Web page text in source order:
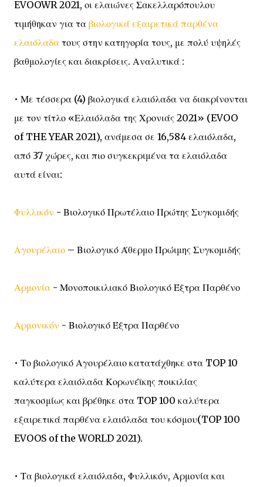
EVOOWR 2021, οι ελαιώνες Σακελλαρόπουλου
τιμήθηκαν για τα βιολογικά εξαιρετικά παρθένα
ελαιόλαδα τους στην κατηγορία τους, με πολύ υψηλές
βαθμολογίες και διακρίσεις. Αναλυτικά :
• Με τέσσερα (4) βιολογικά ελαιόλαδα να διακρίνονται
με τον τίτλο «Ελαιόλαδα της Χρονιάς 2021» (EVOO
of THE YEAR 2021), ανάμεσα σε 16,584 ελαιόλαδα,
από 37 χώρες, και πιο συγκεκριμένα τα ελαιόλαδα
αυτά είναι:
Φυλλικόν - Βιολογικό Πρωτέλαιο Πρώτης Συγκομιδής
Αγουρέλαιο – Βιολογικό Άθερμο Πρώιμης Συγκομιδής
Αρμονία - Μονοποικιλιακό Βιολογικό Έξτρα Παρθένο
Αρμονικόν - Βιολογικό Έξτρα Παρθένο
• Το βιολογικό Αγουρέλαιο κατατάχθηκε στα TOP 10
καλύτερα ελαιόλαδα Κορωνέϊκης ποικιλίας
παγκοσμίως και βρέθηκε στα TOP 100 καλύτερα
εξαιρετικά παρθένα ελαιόλαδα του κόσμου(TOP 100
EVOOS of the WORLD 2021).
• Τα βιολογικά ελαιόλαδα, Φυλλικόν, Αρμονία και